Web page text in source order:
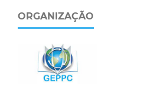
ORGANIZAÇÃO